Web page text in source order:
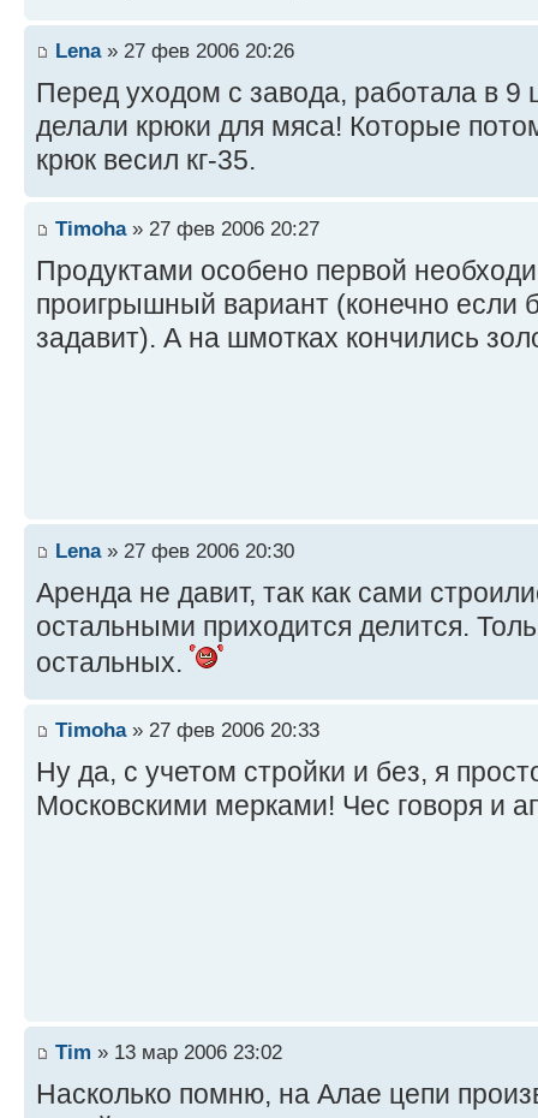
Lena» 27 фев 2006 20:26
Перед уходом с завода, работала в 9
делали крюки для мяса! Которые
крюк весил кг-35.
Timoha» 27 фев 2006 20:27
Продуктами особено первой
проигрышный вариант (конечно если
задавит). А на шмотках кончились
Lena» 27 фев 2006 20:30
Аренда не давит, так как сами
остальными приходится делится.
остальных.
Timoha» 27 фев 2006 20:33
Ну да, с учетом стройки и без, я
Московскими мерками! Чес говоря и
Tim » 13 мар 2006 23:02
Насколько помню, на Алае цепи